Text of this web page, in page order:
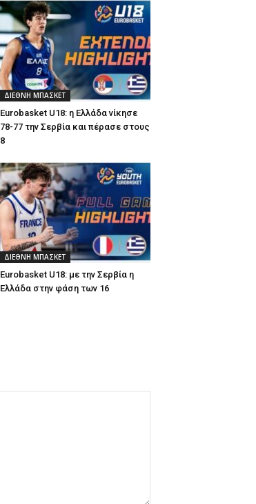
ΔΙΕΘΝΗ ΜΠΑΣΚΕΤ
Eurobasket U18: η Ελλάδα νίκησε
78-77 την Σερβία και πέρασε στους
8
ΔΙΕΘΝΗ ΜΠΑΣΚΕΤ
Eurobasket U18: με την Σερβία η
Ελλάδα στην φάση των 16